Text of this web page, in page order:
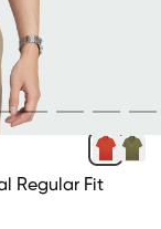
Regular Fit